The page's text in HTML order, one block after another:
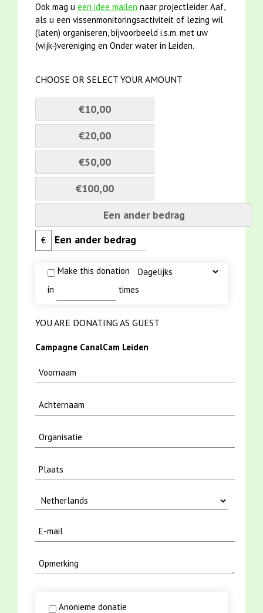
Ook mag u een idee mailen naar projectleider Aaf,
als u een vissenmonitoringsactiviteit of lezing wil
(laten) organiseren, bijvoorbeeld i.s.m. met uw
(wijk-)vereniging en Onder water in Leiden.
CHOOSE OR SELECT YOUR AMOUNT
€10,00
€20,00
€50,00
€100,00
Een ander bedrag
€
Make this donation
in
times
YOU ARE DONATING AS GUEST
Campagne CanalCam Leiden
Anonieme donatie